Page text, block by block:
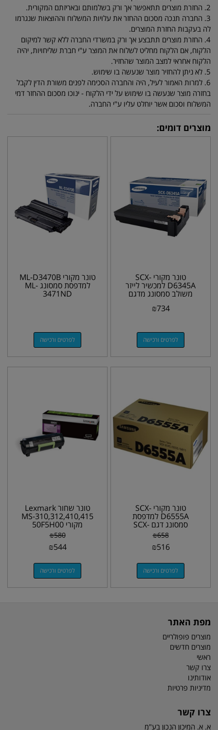
2. החזרת מוצרים תתאפשר אך ורק בשלמותם ובאריזתם המקורית.
3. החברה תנכה מסכום ההחזר את עלויות המשלוח וההוצאות שנגרמו
לה בעקבות החזרת המוצרים.
4. החזרת מוצרים תתבצע אך ורק במשרדי החברה ללא קשר למיקום
הלקוח, אם הלקוח מחליט לשלוח את המוצר ע"י חברת שליחויות, יהיה
הלקוח אחראי למצב המוצר שהחזיר.
5. לא ניתן להחזיר מוצר שנעשה בו שימוש.
6. למרות האמור לעיל, היה והחברה הסכימה לפנים משורת הדין לקבל
בחזרה מוצר שנעשה בו שימוש על ידי הלקוח - ינוכו מסכום ההחזר דמי
המשלוח וסכום אשר יוחלט עליו ע"י החברה.
מוצרים דומים:
טונר מקורי SCX-
D6345A למכשיר לייזר
משולב סמסונג מדגם
₪734
לפרטים ורכישה
טונר מקורי ML-D3470B
למדפסת סמסונג ML-
3471ND
לפרטים ורכישה
טונר מקורי SCX-
D6555A למדפסת
סמסונג דגם SCX-
6545,6555
₪658
₪516
לפרטים ורכישה
טונר שחור Lexmark
MS-310,312,410,415
מקורי 50F5H00
₪580
₪544
לפרטים ורכישה
מפת האתר
מוצרים פופולריים
מוצרים חדשים
ראשי
צרו קשר
אודותינו
מדיניות פרטיות
צרו קשר
א. א. המיכון הנכון בע"מ